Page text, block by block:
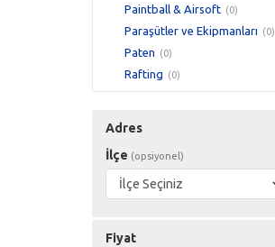
Paintball & Airsoft (0)
Paraşütler ve Ekipmanları (0)
Paten (0)
Rafting (0)
Adres
İlçe (opsiyonel)
Fiyat